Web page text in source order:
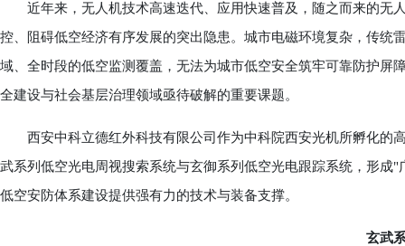
近年来，无人机技术高速迭代、应用快速普及，随之而来的无
控、阻碍低空经济有序发展的突出隐患。城市电磁环境复杂，传统
域、全时段的低空监测覆盖，无法为城市低空安全筑牢可靠防护屏
全建设与社会基层治理领域亟待破解的重要课题。
西安中科立德红外科技有限公司作为中科院西安光机所孵化的
武系列低空光电周视搜索系统与玄御系列低空光电跟踪系统，形
低空安防体系建设提供强有力的技术与装备支撑。
玄武